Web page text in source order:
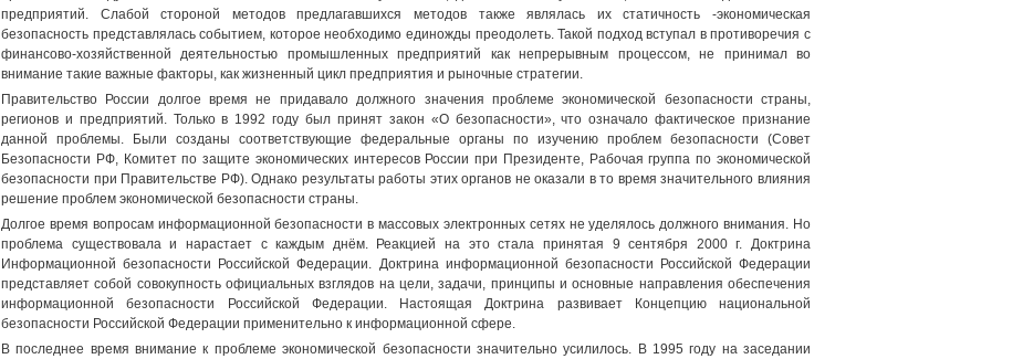
предприятий. Слабой стороной методов предлагавшихся методов также являлась их статичность -экономическая
безопасность представлялась событием, которое необходимо единожды преодолеть. Такой подход вступал в противоречия с
финансово-хозяйственной деятельностью промышленных предприятий как непрерывным процессом, не принимал во
внимание такие важные факторы, как жизненный цикл предприятия и рыночные стратегии.
Правительство России долгое время не придавало должного значения проблеме экономической безопасности страны,
регионов и предприятий. Только в 1992 году был принят закон «О безопасности», что означало фактическое признание
данной проблемы. Были созданы соответствующие федеральные органы по изучению проблем безопасности (Совет
Безопасности РФ, Комитет по защите экономических интересов России при Президенте, Рабочая группа по экономической
безопасности при Правительстве РФ). Однако результаты работы этих органов не оказали в то время значительного влияния
решение проблем экономической безопасности страны.
Долгое время вопросам информационной безопасности в массовых электронных сетях не уделялось должного внимания. Но
проблема существовала и нарастает с каждым днём. Реакцией на это стала принятая 9 сентября 2000 г. Доктрина
Информационной безопасности Российской Федерации. Доктрина информационной безопасности Российской Федерации
представляет собой совокупность официальных взглядов на цели, задачи, принципы и основные направления обеспечения
информационной безопасности Российской Федерации. Настоящая Доктрина развивает Концепцию национальной
безопасности Российской Федерации применительно к информационной сфере.
В последнее время внимание к проблеме экономической безопасности значительно усилилось. В 1995 году на заседании